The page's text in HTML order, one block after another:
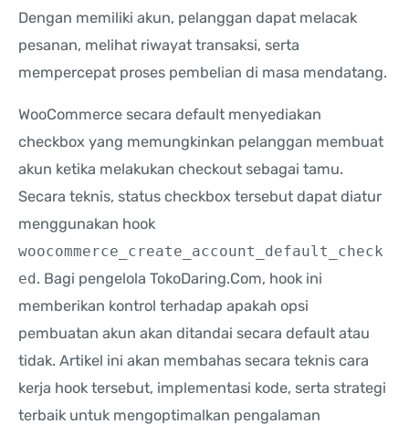
Dengan memiliki akun, pelanggan dapat melacak
pesanan, melihat riwayat transaksi, serta
mempercepat proses pembelian di masa mendatang.
WooCommerce secara default menyediakan
checkbox yang memungkinkan pelanggan membuat
akun ketika melakukan checkout sebagai tamu.
Secara teknis, status checkbox tersebut dapat diatur
menggunakan hook
woocommerce_create_account_default_check
ed. Bagi pengelola TokoDaring.Com, hook ini
memberikan kontrol terhadap apakah opsi
pembuatan akun akan ditandai secara default atau
tidak. Artikel ini akan membahas secara teknis cara
kerja hook tersebut, implementasi kode, serta strategi
terbaik untuk mengoptimalkan pengalaman